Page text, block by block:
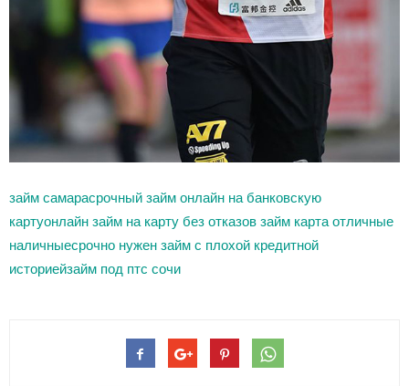
займ самарасрочный займ онлайн на банковскую
картуонлайн займ на карту без отказов займ карта отличные
наличныесрочно нужен займ с плохой кредитной
историейзайм под птс сочи